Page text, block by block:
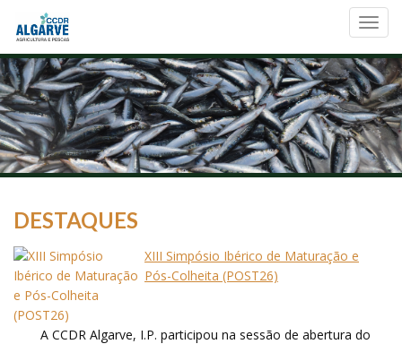
DESTAQUES
XIII Simpósio Ibérico de Maturação e
Pós-Colheita (POST26)
A CCDR Algarve, I.P. participou na sessão de abertura do